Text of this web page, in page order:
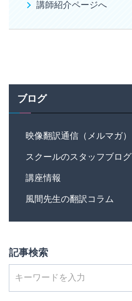
講師紹介ページへ
ブログ
映像翻訳通信（メルマガ）
スクールのスタッフブログ
講座情報
風間先生の翻訳コラム
記事検索